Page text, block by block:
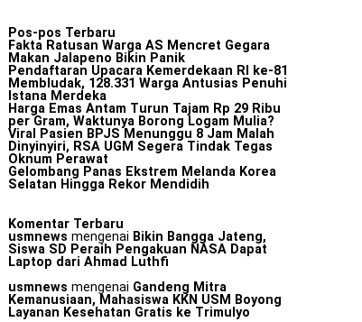
Pos-pos Terbaru
Fakta Ratusan Warga AS Mencret Gegara
Makan Jalapeno Bikin Panik
Pendaftaran Upacara Kemerdekaan RI ke-81
Membludak, 128.331 Warga Antusias Penuhi
Istana Merdeka
Harga Emas Antam Turun Tajam Rp 29 Ribu
per Gram, Waktunya Borong Logam Mulia?
Viral Pasien BPJS Menunggu 8 Jam Malah
Dinyinyiri, RSA UGM Segera Tindak Tegas
Oknum Perawat
Gelombang Panas Ekstrem Melanda Korea
Selatan Hingga Rekor Mendidih
Komentar Terbaru
usmnews mengenai Bikin Bangga Jateng,
Siswa SD Peraih Pengakuan NASA Dapat
Laptop dari Ahmad Luthfi
usmnews mengenai Gandeng Mitra
Kemanusiaan, Mahasiswa KKN USM Boyong
Layanan Kesehatan Gratis ke Trimulyo